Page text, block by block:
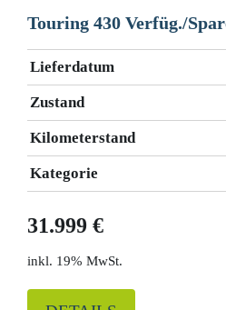
Touring 430 Verfüg./
Lieferdatum
Zustand
Kilometerstand
Kategorie
31.999 €
19% MwSt.